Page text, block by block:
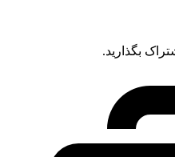
بگذارید.